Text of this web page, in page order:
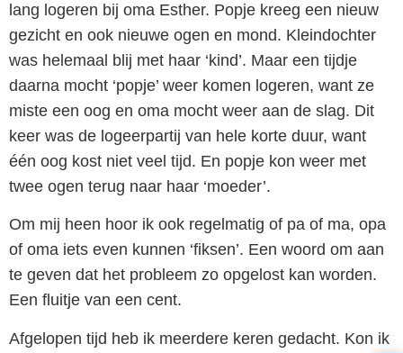
lang logeren bij oma Esther. Popje kreeg een nieuw
gezicht en ook nieuwe ogen en mond. Kleindochter
was helemaal blij met haar ‘kind’. Maar een tijdje
daarna mocht ‘popje’ weer komen logeren, want ze
miste een oog en oma mocht weer aan de slag. Dit
keer was de logeerpartij van hele korte duur, want
één oog kost niet veel tijd. En popje kon weer met
twee ogen terug naar haar ‘moeder’.
Om mij heen hoor ik ook regelmatig of pa of ma, opa
of oma iets even kunnen ‘fiksen’. Een woord om aan
te geven dat het probleem zo opgelost kan worden.
Een fluitje van een cent.
Afgelopen tijd heb ik meerdere keren gedacht. Kon ik